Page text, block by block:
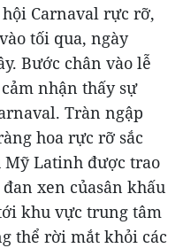
Carnaval rực rỡ,
tối qua, ngày
Bước chân vào lễ
nhận thấy sự
Tràn ngập
hoa rực rỡ sắc
Mỹ Latinh được trao
xen củasân khấu
khu vực trung tâm
thể rời mắt khỏi các